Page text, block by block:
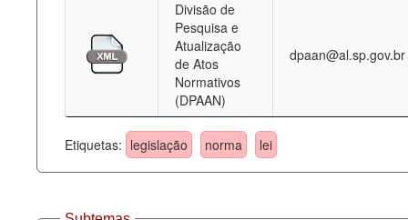
Divisão de
Pesquisa e
Atualização
de Atos
Normativos
(DPAAN)
dpaan@al.sp.gov.br
Etiquetas: legislação norma lei